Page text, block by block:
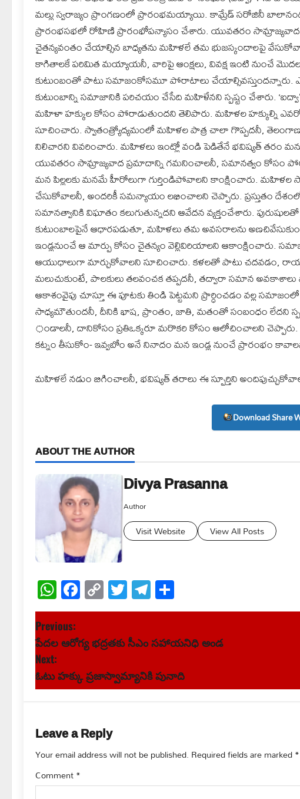
మల్లు స్వరాజ్యం ప్రాంగణంలో ప్రారంభమయ్యాయి. కామ్రేడ్ సరోజినీ
ప్రారంభసభలో రోహిణి ప్రారంభోపన్యాసం చేశారు. యువతరం
చైతన్యవంతం చేయాల్సిన బాధ్యతను మహిళలే తమ భుజస్కందాలపై
కాగితాలకే పరిమిత మయ్యాయనీ, వారిపై ఆంక్షలు, వివక్ష ఇంటి నుంచే
కుటుంబంతో పాటు సమాజంకోసమూ పోరాటాలు చేయాల్సివస్తుందన్నారు.
కుటుంబాన్ని సమాజానికి పరిచయం చేసేది మహిళేనని స్పష్టం చేశారు.
మహిళా హక్కుల కోసం పోరాడుతుందని తెలిపారు. మహిళల హక్కుల్ని
సూచించారు. స్వాతంత్ర్యోద్యమంలో మహిళల పాత్ర చాలా గొప్పదనీ,
నిలిచారని వివరించారు. మహిళలు ఇంట్లో వండి పెడితేనే భవిష్యత్ తరం
యువతరం సామ్రాజ్యవాద ప్రమాదాన్ని గమనించాలనీ, సమానత్వం కోసం
మన పిల్లలకు మనమే హీరోలుగా గుర్తిండిపోవాలని కాంక్షించారు. మహిళల
చేసుకోవాలనీ, అందరికీ సమన్యాయం లభించాలని చెప్పారు. ప్రస్తుతం
సమానత్వానికి విఘాతం కలుగుతున్నదని ఆవేదన వ్యక్తంచేశారు.
కుటుంబాలపైనే ఆధారపడుతూ, మహిళలు తమ అవసరాలను
ఇండ్లనుంచే ఆ మార్పు కోసం చైతన్యం వెల్లివిరియాలని ఆకాంక్షించారు.
ఆయుధాలుగా మార్చుకోవాలని సూచించారు. కళలతో పాటు చదవడం,
మలుచుకుంటే, పాలకులు తలవంచక తప్పదనీ, తద్వారా సమాన
ఆకాశంవైపు చూస్తూ ఈ పూటకు తిండి పెట్టమని ప్రార్ధించడం వల్ల
సాధ్యమౌతుందనీ, దీనికి భాష, ప్రాంతం, జాతి, మతంతో సంబంధం లేదని
ండాలనీ, దానికోసం ప్రతిఒక్కరూ మరొకరి కోసం ఆలోచించాలని చెప్పారు.
కట్నం తీసుకోం- ఇవ్వబోం అనే నినాదం మన ఇండ్ల నుంచే ప్రారంభం
మహిళలే నడుం బిగించాలనీ, భవిష్యత్ తరాలు ఈ స్పూర్తిని
Download Share
ABOUT THE AUTHOR
Divya Prasanna
Author
Visit Website View All Posts
WhatsApp
Facebook
Copy
Link
TwitterTelegram
P
o
s
n
a
v
Previous:
పేదల ఆరోగ్య భద్రతకు సీఎం సహాయనిధి అండ
Next:
ఓటు హక్కు ప్రజాస్వామ్యానికి పునాది
Leave a Reply
Your email address will not be published. Required fields are marked*
Comment*